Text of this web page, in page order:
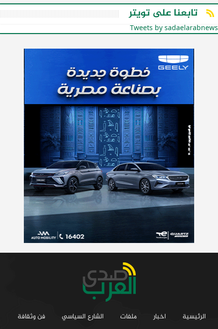
تابعنا على تويتر
Tweets by sadaelarabnews
الرئيسية اخبار ملفات الشارع السياسي فن وثقافة